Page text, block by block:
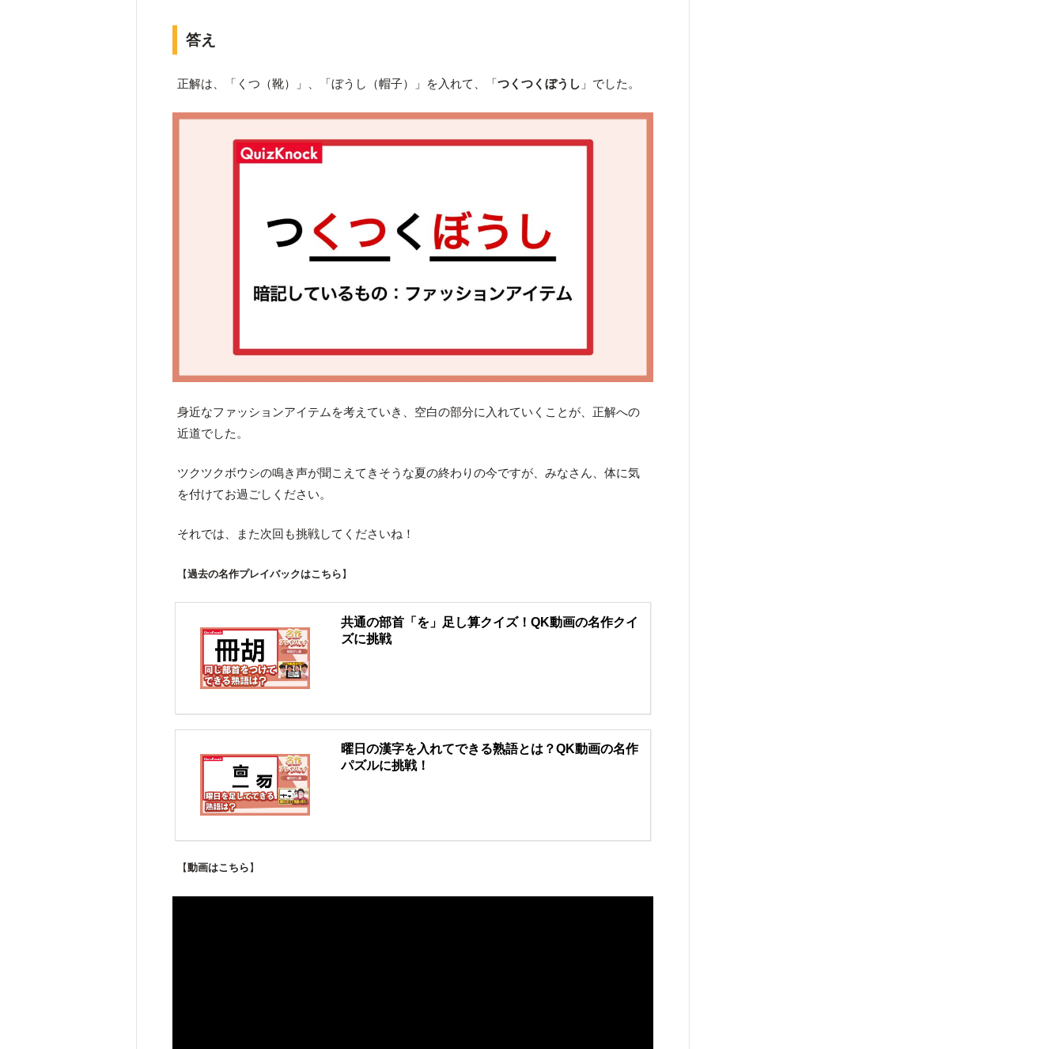
答え
正解は、「くつ（靴）」、「ぼうし（帽子）」を入れて、「つくつくぼうし 」でした。
身近なファッションアイテムを考えていき、空白の部分に入れていくことが、正解への
近道でした。
ツクツクボウシの鳴き声が聞こえてきそうな夏の終わりの今ですが、みなさん、体に気
を付けてお過ごしください。
それでは、また次回も挑戦してくださいね！
【過去の名作プレイバックはこちら】
共通の部首「を」足し算クイズ！QK動画の名作クイ
ズに挑戦
曜日の漢字を入れてできる熟語とは？QK動画の名作
パズルに挑戦！
【動画はこちら 】